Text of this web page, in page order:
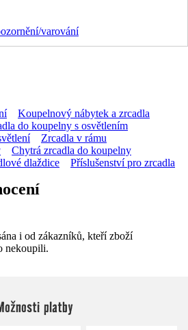
varování
Koupelnový nábytek a zrcadla
do koupelny s osvětlením
Zrcadla v rámu
Chytrá zrcadla do koupelny
dlaždice Příslušenství pro zrcadla
i od zákazníků, kteří zboží
nekoupili.
platby